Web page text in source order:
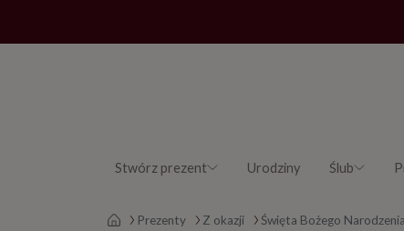
Stwórz prezent Urodziny Ślub
Strona główna
Prezenty Z okazji Święta Bożego Narodzenia